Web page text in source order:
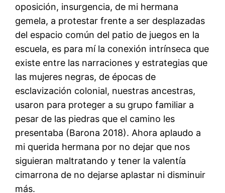
oposición, insurgencia, de mi hermana
gemela, a protestar frente a ser desplazadas
del espacio común del patio de juegos en la
escuela, es para mí la conexión intrínseca que
existe entre las narraciones y estrategias que
las mujeres negras, de épocas de
esclavización colonial, nuestras ancestras,
usaron para proteger a su grupo familiar a
pesar de las piedras que el camino les
presentaba (Barona 2018). Ahora aplaudo a
mi querida hermana por no dejar que nos
siguieran maltratando y tener la valentía
cimarrona de no dejarse aplastar ni disminuir
más.